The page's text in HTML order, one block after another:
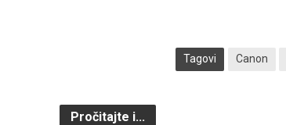
Tagovi Canon
Pročitajte i...